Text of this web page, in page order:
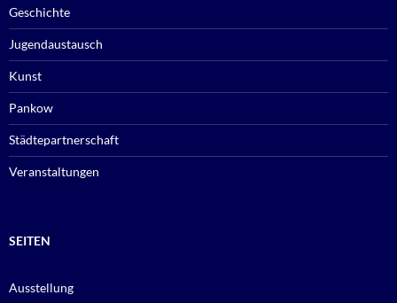
Geschichte
Jugendaustausch
Kunst
Pankow
Städtepartnerschaft
Veranstaltungen
SEITEN
Ausstellung